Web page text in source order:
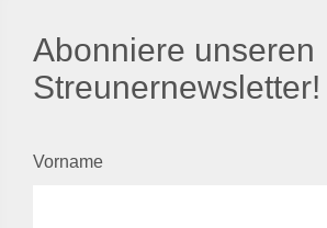
Abonniere unseren
Streunernewsletter!
Vorname